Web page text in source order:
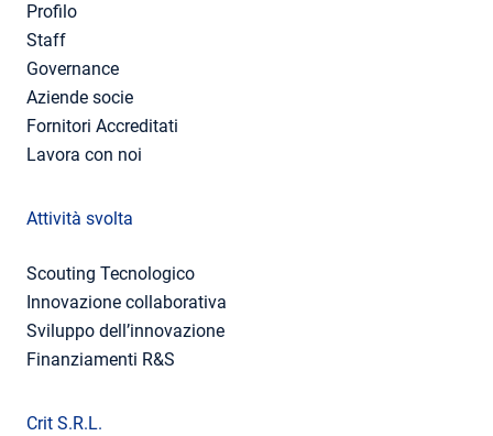
Profilo
Staff
Governance
Aziende socie
Fornitori Accreditati
Lavora con noi
Attività svolta
Scouting Tecnologico
Innovazione collaborativa
Sviluppo dell’innovazione
Finanziamenti R&S
Crit S.R.L.